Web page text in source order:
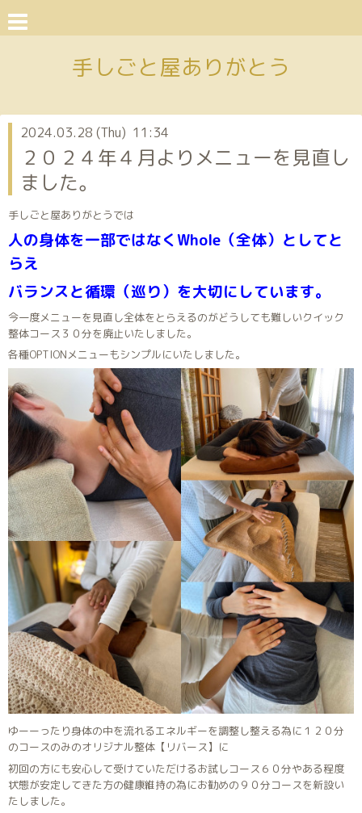
手しごと屋ありがとう
2024.03.28 (Thu) 11:34
２０２４年４月よりメニューを見直し
ました。
手しごと屋ありがとうでは
人の身体を一部ではなくWhole（全体）としてと
らえ
バランスと循環（巡り）を大切にしています。
今一度メニューを見直し全体をとらえるのがどうしても難しいクイック
整体コース３０分を廃止いたしました。
各種OPTIONメニューもシンプルにいたしました。
ゆーーったり身体の中を流れるエネルギーを調整し整える為に１２０分
のコースのみのオリジナル整体【リバース】に
初回の方にも安心して受けていただけるお試しコース６０分やある程度
状態が安定してきた方の健康維持の為にお勧めの９０分コースを新設い
たしました。